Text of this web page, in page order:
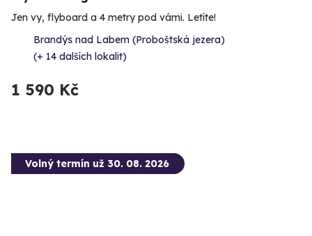
Jen vy, flyboard a 4 metry pod vámi. Letíte!
Brandýs nad Labem (Proboštská jezera)
(+ 14 dalších lokalit)
1 590 Kč
Volný termín už 30. 08. 2026